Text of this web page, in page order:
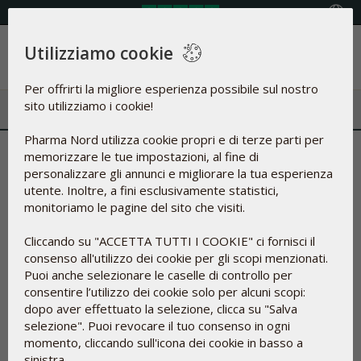
Menu
Glicerolo | Parte umettante e
naturale del grasso
Utilizziamo cookie
Per offrirti la migliore esperienza possibile sul nostro
sito utilizziamo i cookie!
Pharma Nord utilizza cookie propri e di terze parti per
memorizzare le tue impostazioni, al fine di
personalizzare gli annunci e migliorare la tua esperienza
utente. Inoltre, a fini esclusivamente statistici,
monitoriamo le pagine del sito che visiti.
Cliccando su "ACCETTA TUTTI I COOKIE" ci fornisci il
consenso all'utilizzo dei cookie per gli scopi menzionati.
Puoi anche selezionare le caselle di controllo per
consentire l’utilizzo dei cookie solo per alcuni scopi:
dopo aver effettuato la selezione, clicca su "Salva
selezione". Puoi revocare il tuo consenso in ogni
momento, cliccando sull'icona dei cookie in basso a